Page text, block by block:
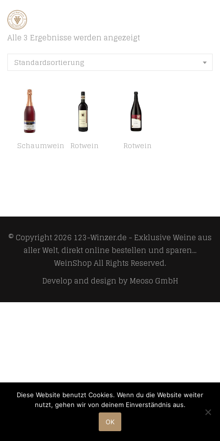
Alle 3 Ergebnisse werden angezeigt
Standardsortierung
Schaumwein Rotwein Rotwein
© Copyright 2026 123-Winzer.de - Exklusive Weine aus
aller Welt, direkt online bestellen und sparen...
WeinShopAll Rights Reserved.
Develop and design byMeoso GmbH
Diese Website benutzt Cookies. Wenn du die Website weiter
nutzt, gehen wir von deinem Einverständnis aus.
OK